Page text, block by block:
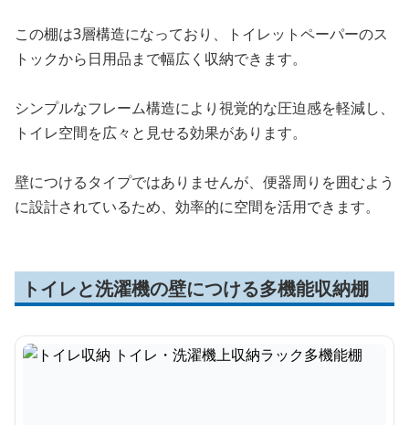
この棚は3層構造になっており、トイレットペーパーのス
トックから日用品まで幅広く収納できます。
シンプルなフレーム構造により視覚的な圧迫感を軽減し、
トイレ空間を広々と見せる効果があります。
壁につけるタイプではありませんが、便器周りを囲むよう
に設計されているため、効率的に空間を活用できます。
トイレと洗濯機の壁につける多機能収納棚